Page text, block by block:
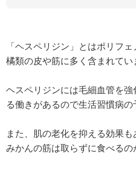
「ヘスペリジン」とはポリフ
橘類の皮や筋に多く含まれてい
ヘスペリジンには毛細血管を
る働きがあるので生活習慣病の
また、肌の老化を抑える効果
みかんの筋は取らずに食べるの